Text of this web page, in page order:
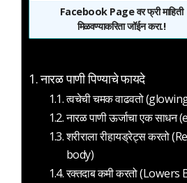
Facebook Page वर फ्री माहिती
मिळवण्याकरिता जॉईन करा.!
नारळ पाणी पिण्याचे फायदे
त्वचेची चमक वाढवतो
नारळ पाणी ऊर्जाचा एक
शरीराला रीहायड्रेट्स करतो
body)
रक्तदाब कमी करतो